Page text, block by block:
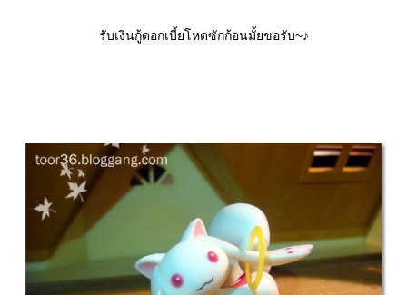
รับเงินกู้ดอกเบี้ยโหดซักก้อนมั้ยขอรับ~♪